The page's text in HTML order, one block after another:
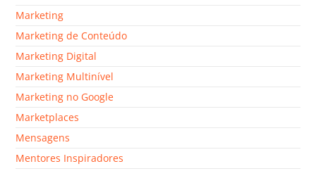
Marketing
Marketing de Conteúdo
Marketing Digital
Marketing Multinível
Marketing no Google
Marketplaces
Mensagens
Mentores Inspiradores